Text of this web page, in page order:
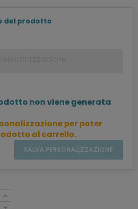
del prodotto
non viene generata
per poter
al carrello.
SALVA PERSONALIZZAZIONE